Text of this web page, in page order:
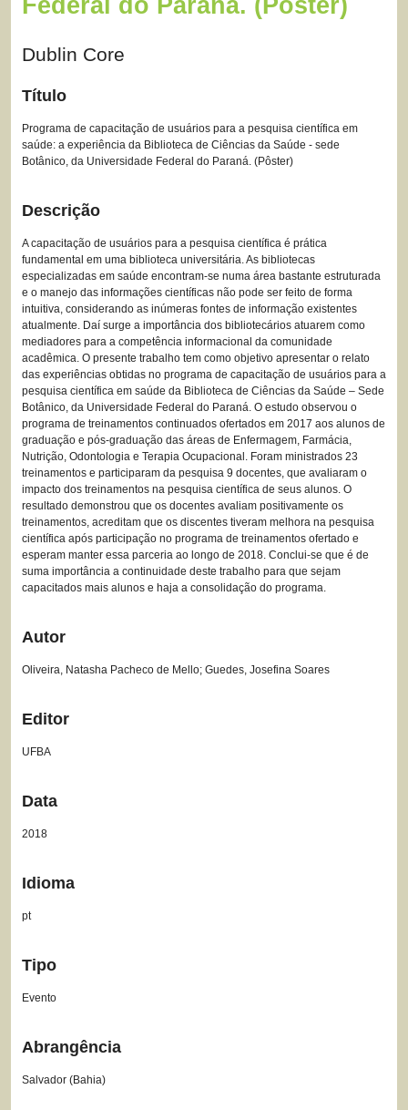
Federal do Paraná. (Pôster)
Dublin Core
Título
Programa de capacitação de usuários para a pesquisa científica em
saúde: a experiência da Biblioteca de Ciências da Saúde - sede
Botânico, da Universidade Federal do Paraná. (Pôster)
Descrição
A capacitação de usuários para a pesquisa científica é prática
fundamental em uma biblioteca universitária. As bibliotecas
especializadas em saúde encontram-se numa área bastante estruturada
e o manejo das informações científicas não pode ser feito de forma
intuitiva, considerando as inúmeras fontes de informação existentes
atualmente. Daí surge a importância dos bibliotecários atuarem como
mediadores para a competência informacional da comunidade
acadêmica. O presente trabalho tem como objetivo apresentar o relato
das experiências obtidas no programa de capacitação de usuários para a
pesquisa científica em saúde da Biblioteca de Ciências da Saúde – Sede
Botânico, da Universidade Federal do Paraná. O estudo observou o
programa de treinamentos continuados ofertados em 2017 aos alunos de
graduação e pós-graduação das áreas de Enfermagem, Farmácia,
Nutrição, Odontologia e Terapia Ocupacional. Foram ministrados 23
treinamentos e participaram da pesquisa 9 docentes, que avaliaram o
impacto dos treinamentos na pesquisa científica de seus alunos. O
resultado demonstrou que os docentes avaliam positivamente os
treinamentos, acreditam que os discentes tiveram melhora na pesquisa
científica após participação no programa de treinamentos ofertado e
esperam manter essa parceria ao longo de 2018. Conclui-se que é de
suma importância a continuidade deste trabalho para que sejam
capacitados mais alunos e haja a consolidação do programa.
Autor
Oliveira, Natasha Pacheco de Mello; Guedes, Josefina Soares
Editor
UFBA
Data
2018
Idioma
pt
Tipo
Evento
Abrangência
Salvador (Bahia)